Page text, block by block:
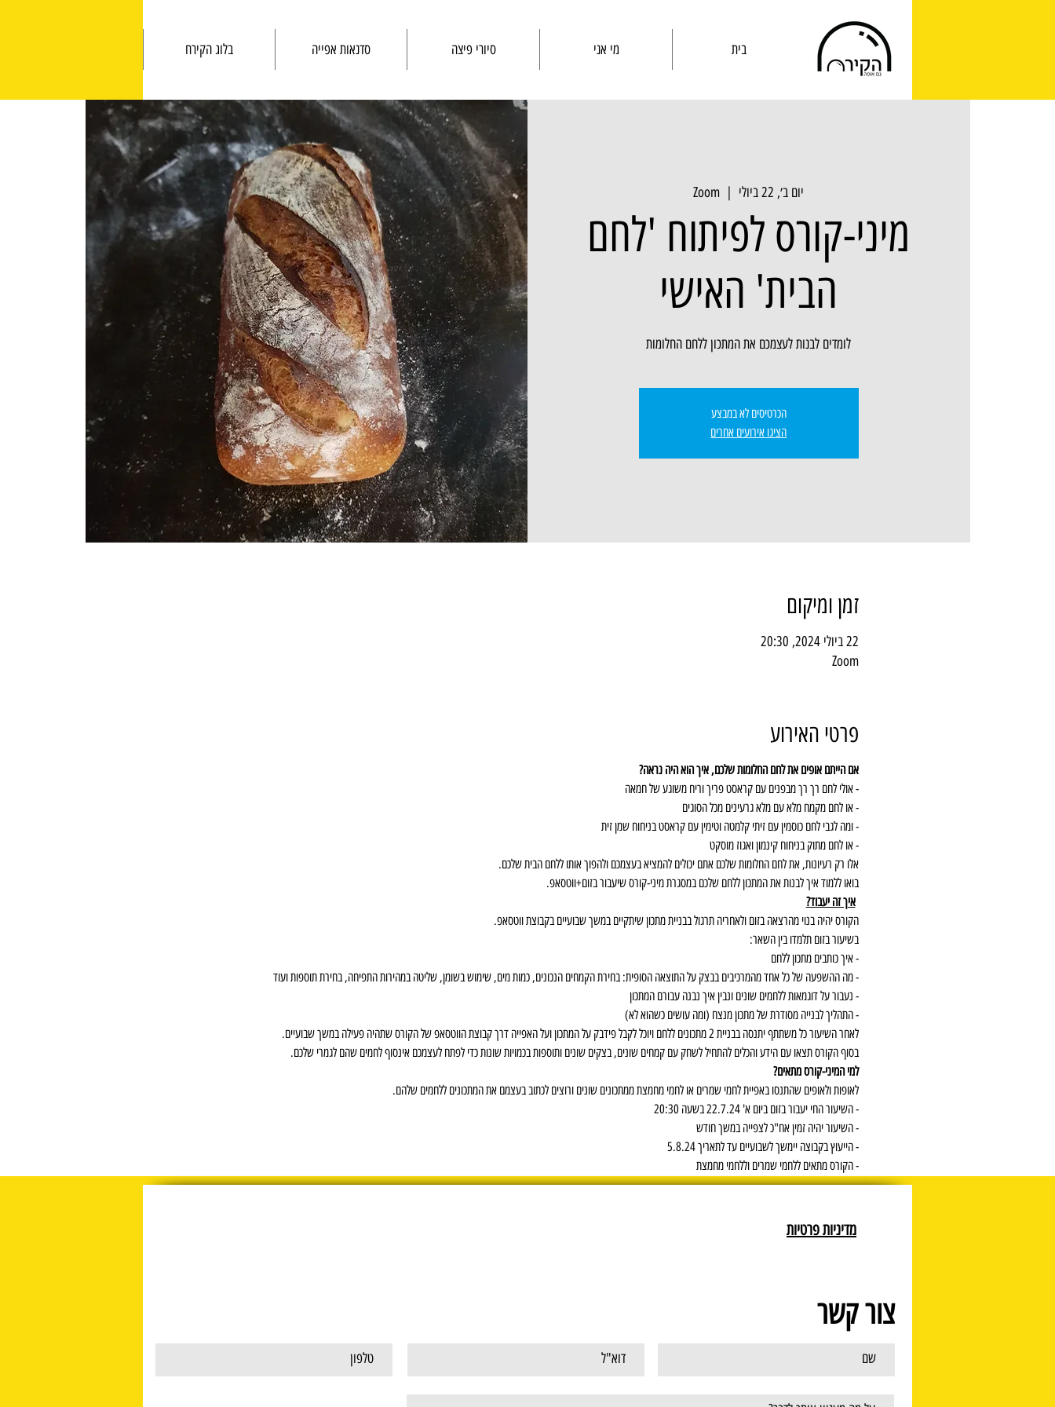
בית מי אני סיורי פיצה סדנאות אפייה בלוג הקירח
יום ב׳, 22 ביולי
  |
Zoom
מיני-קורס לפיתוח 'לחם
הבית' האישי
לומדים לבנות לעצמכם את המתכון ללחם החלומות
הכרטיסים לא במבצע
הציגו אירועים אחרים
זמן ומיקום
22 ביולי 2024, 20:30
Zoom
פרטי האירוע
אם הייתם אופים את לחם החלומות שלכם, איך הוא היה נראה?
- אולי לחם רך רך מבפנים עם קראסט פריך וריח משוגע של חמאה
- או לחם מקמח מלא עם מלא גרעינים מכל הסוגים
- ומה לגבי לחם כוסמין עם זיתי קלמטה וטימין עם קראסט בניחוח שמן זית
- או לחם מתוק בניחוח קינמון ואגוז מוסקט
אלו רק רעיונות, את לחם החלומות שלכם אתם יכולים להמציא בעצמכם ולהפוך אותו ללחם הבית שלכם.
בואו ללמוד איך לבנות את המתכון ללחם שלכם במסגרת מיני-קורס שיעבור בזום+ווטסאפ.
איך זה יעבוד?
הקורס יהיה בנוי מהרצאה בזום ולאחריה תרגול בבניית מתכון שיתקיים במשך שבועיים בקבוצת ווטסאפ.
בשיעור בזום תלמדו בין השאר:
- איך כותבים מתכון ללחם
- מה ההשפעה של כל אחד מהמרכיבים בבצק על התוצאה הסופית: בחירת הקמחים הנכונים, כמות מים, שימוש בשומן, שליטה במהירות התפיחה, בחירת תוספות ועוד
- נעבור על דוגמאות ללחמים שונים ונבין איך נבנה עבורם המתכון
- התהליך לבנייה מסודרת של מתכון מנצח (ומה עושים כשהוא לא)
לאחר השיעור כל משתתף יתנסה בבניית 2 מתכונים ללחם ויוכל לקבל פידבק על המתכון ועל האפייה דרך קבוצת הווטסאפ של הקורס שתהיה פעילה במשך שבועיים.
בסוף הקורס תצאו עם הידע והכלים להתחיל לשחק עם קמחים שונים, בצקים שונים ותוספות בכמויות שונות כדי לפתח לעצמכם אינסוף לחמים שהם לגמרי שלכם.
למי המיני-קורס מתאים?
לאופות ולאופים שהתנסו באפיית לחמי שמרים או לחמי מחמצת ממתכונים שונים ורוצים לכתוב בעצמם את המתכונים ללחמים שלהם.
- השיעור החי יעבור בזום ביום א' 22.7.24 בשעה 20:30
- השיעור יהיה זמין אח"כ לצפייה במשך חודש
- הייעוץ בקבוצה יימשך לשבועיים עד לתאריך 5.8.24
- הקורס מתאים ללחמי שמרים וללחמי מחמצת
מדיניות פרטיות
צור קשר